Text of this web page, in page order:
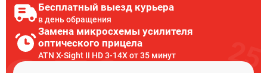
Бесплатный выезд курьера
в день обращения
Замена микросхемы усилителя
оптического прицела
ATN X-Sight II HD 3-14X от 35 минут